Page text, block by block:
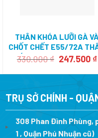
THÂN KHÓA LƯỠI GÀ VÀ
CHỐT CHẾT E55/72A
XÁM HAFELE 911.02.799
330.000₫ Giá
là:
247.500 ₫
TRỤ SỞ CHÍNH -
308 Phan Đình Phùng,
1 , Quận Phú Nhuận cũ)